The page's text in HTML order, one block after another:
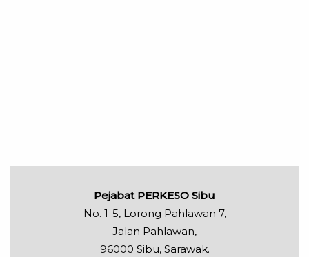
Pejabat PERKESO Sibu
No. 1-5, Lorong Pahlawan 7,
Jalan Pahlawan,
96000 Sibu, Sarawak.